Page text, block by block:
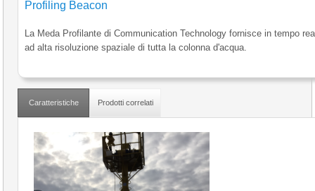
Profiling Beacon
La Meda Profilante di Communication Technology fornisce in tempo
ad alta risoluzione spaziale di tutta la colonna d'acqua.
Caratteristiche Prodotti correlati